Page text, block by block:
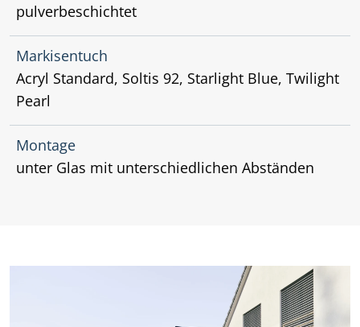
pulverbeschichtet
Markisentuch
Acryl Standard, Soltis 92, Starlight Blue, Twilight
Pearl
Montage
unter Glas mit unterschiedlichen Abständen